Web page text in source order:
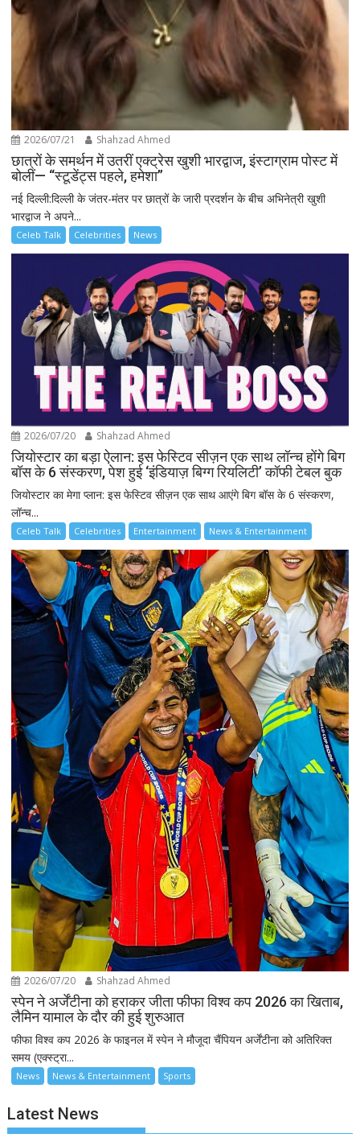
2026/07/21 Shahzad Ahmed
छात्रों के समर्थन में उतरीं एक्ट्रेस खुशी भारद्वाज, इंस्टाग्राम पोस्ट में
बोलीं— “स्टूडेंट्स पहले, हमेशा”
नई दिल्ली:दिल्ली के जंतर-मंतर पर छात्रों के जारी प्रदर्शन के बीच अभिनेत्री खुशी
भारद्वाज ने अपने...
Celeb Talk Celebrities News
2026/07/20 Shahzad Ahmed
जियोस्टार का बड़ा ऐलान: इस फेस्टिव सीज़न एक साथ लॉन्च होंगे बिग
बॉस के 6 संस्करण, पेश हुई ‘इंडियाज़ बिग्ग रियलिटी’ कॉफी टेबल बुक
जियोस्टार का मेगा प्लान: इस फेस्टिव सीज़न एक साथ आएंगे बिग बॉस के 6 संस्करण,
लॉन्च...
Celeb Talk Celebrities Entertainment News & Entertainment
2026/07/20 Shahzad Ahmed
स्पेन ने अर्जेंटीना को हराकर जीता फीफा विश्व कप 2026 का खिताब,
लैमिन यामाल के दौर की हुई शुरुआत
फीफा विश्व कप 2026 के फाइनल में स्पेन ने मौजूदा चैंपियन अर्जेंटीना को अतिरिक्त
समय (एक्स्ट्रा...
News News & Entertainment Sports
Latest News